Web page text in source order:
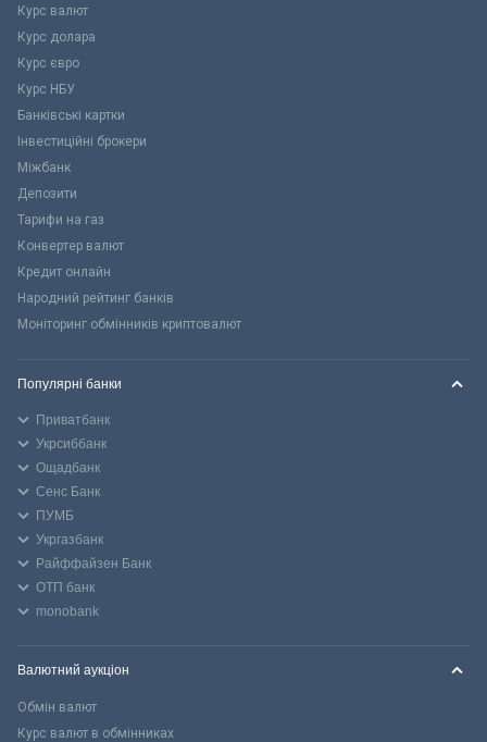
Курс валют
Курс долара
Курс євро
Курс НБУ
Банківські картки
Інвестиційні брокери
Міжбанк
Депозити
Тарифи на газ
Конвертер валют
Кредит онлайн
Народний рейтинг банків
Моніторинг обмінників криптовалют
Популярні банки
Приватбанк
Укрсиббанк
Ощадбанк
Сенс Банк
ПУМБ
Укргазбанк
Райффайзен Банк
ОТП банк
monobank
Валютний аукціон
Обмін валют
Курс валют в обмінниках